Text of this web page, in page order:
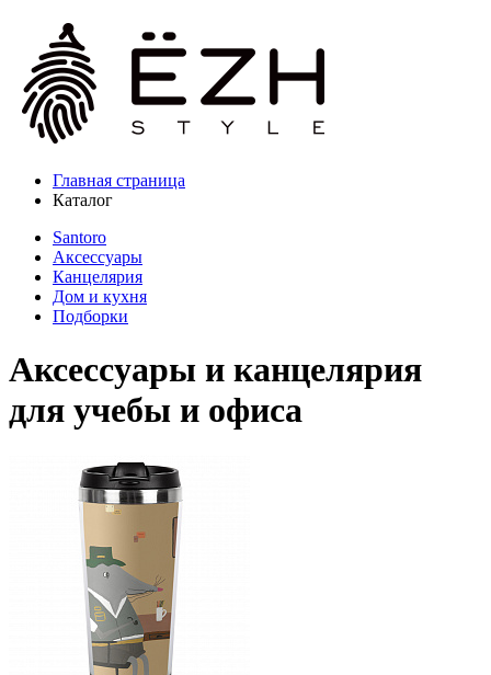
Главная страница
Каталог
Santoro
Аксессуары
Канцелярия
Дом и кухня
Подборки
Аксессуары и канцелярия
для учебы и офиса